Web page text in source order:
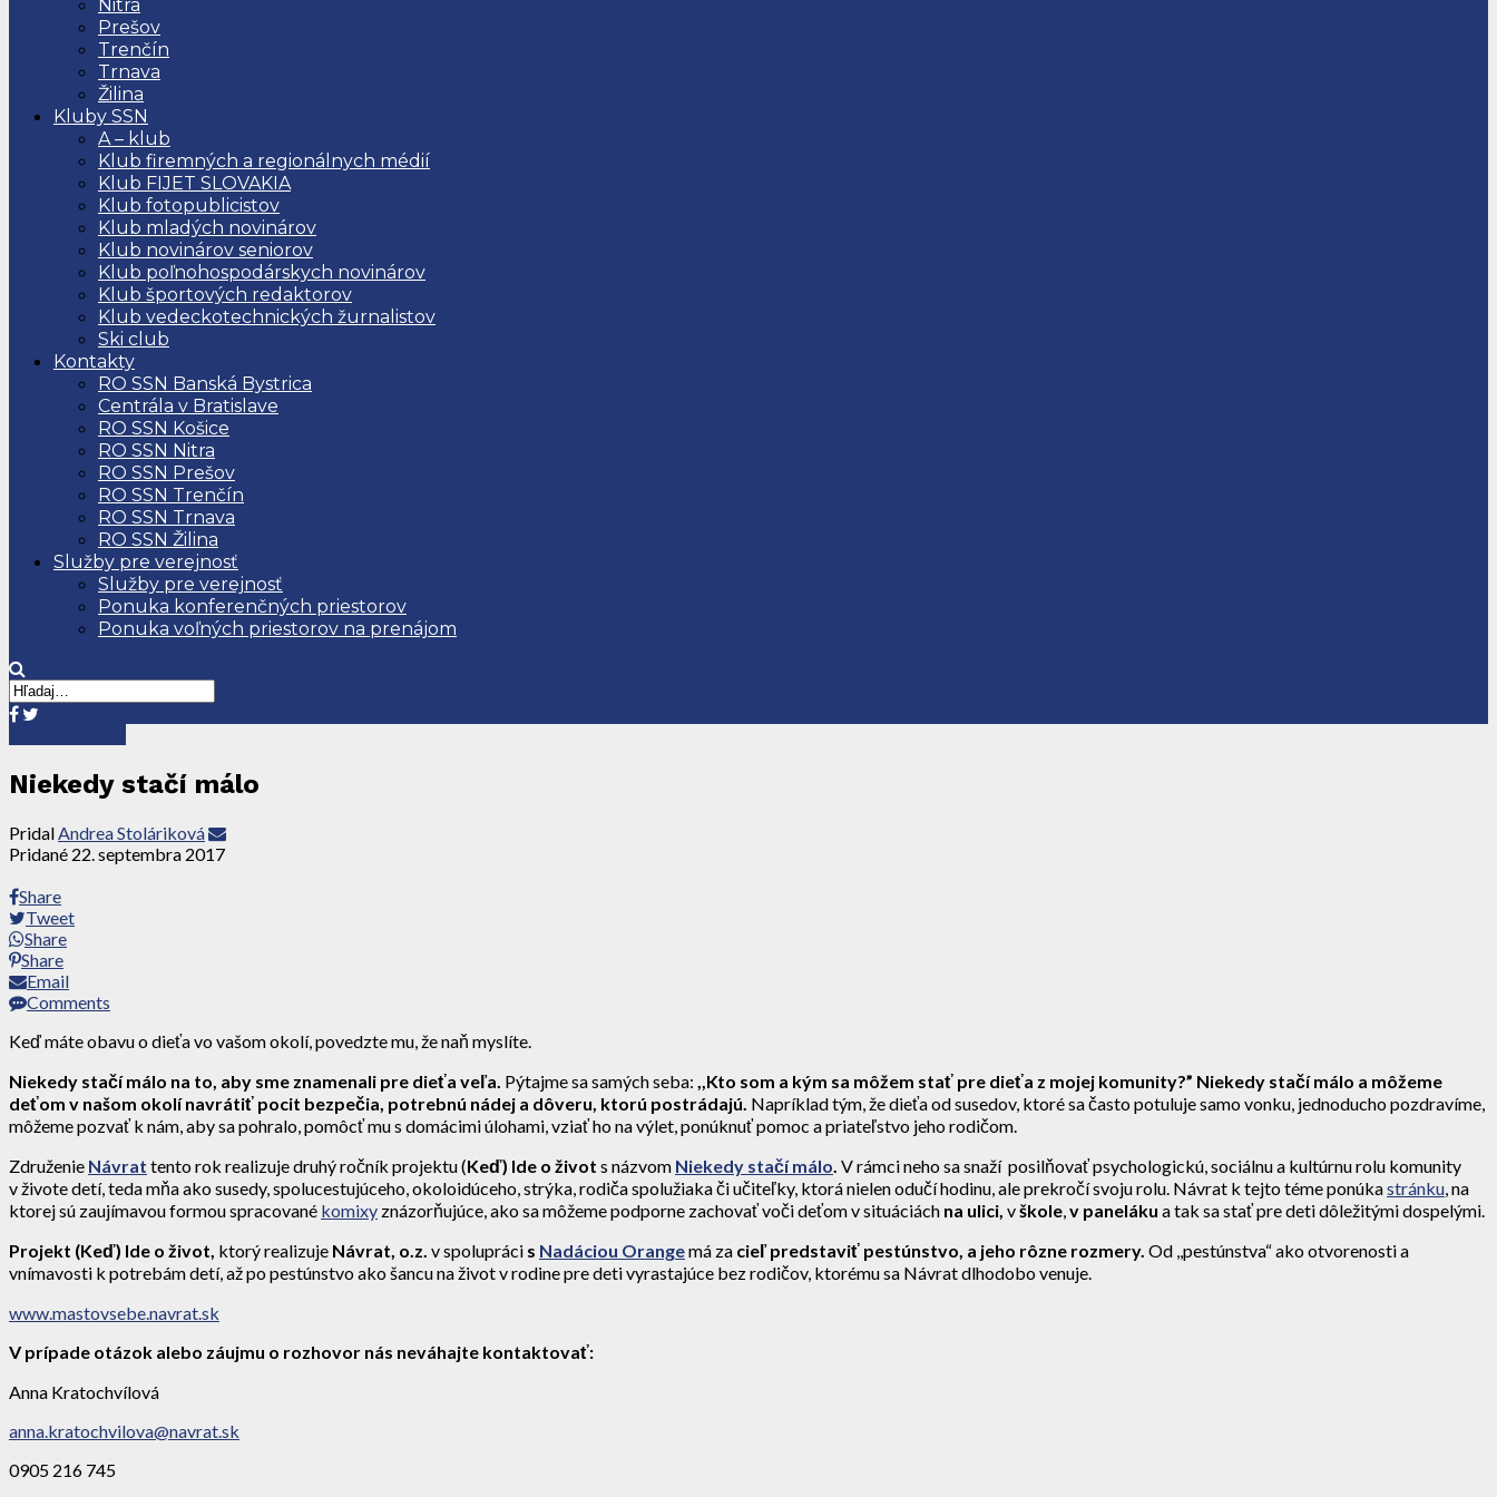
Nitra
Prešov
Trenčín
Trnava
Žilina
Kluby SSN
A – klub
Klub firemných a regionálnych médií
Klub FIJET SLOVAKIA
Klub fotopublicistov
Klub mladých novinárov
Klub novinárov seniorov
Klub poľnohospodárskych novinárov
Klub športových redaktorov
Klub vedeckotechnických žurnalistov
Ski club
Kontakty
RO SSN Banská Bystrica
Centrála v Bratislave
RO SSN Košice
RO SSN Nitra
RO SSN Prešov
RO SSN Trenčín
RO SSN Trnava
RO SSN Žilina
Služby pre verejnosť
Služby pre verejnosť
Ponuka konferenčných priestorov
Ponuka voľných priestorov na prenájom
Niekedy stačí málo
Pridal Andrea Stoláriková
Pridané 22. septembra 2017
Share
Tweet
Share
Share
Email
Comments
Keď máte obavu o dieťa vo vašom okolí, povedzte mu, že naň myslíte.
Niekedy stačí málo na to, aby sme znamenali pre dieťa veľa. Pýtajme sa samých seba: ,,Kto som a kým sa môžem stať pre dieťa z mojej komunity?” Niekedy stačí málo a môžeme
deťom v našom okolí navrátiť pocit bezpečia, potrebnú nádej a dôveru, ktorú postrádajú. Napríklad tým, že dieťa od susedov, ktoré sa často potuluje samo vonku, jednoducho pozdravíme,
môžeme pozvať k nám, aby sa pohralo, pomôcť mu s domácimi úlohami, vziať ho na výlet, ponúknuť pomoc a priateľstvo jeho rodičom.
Združenie Návrat tento rok realizuje druhý ročník projektu (Keď) Ide o život s názvom Niekedy stačí málo V rámci neho sa snaží posilňovať psychologickú, sociálnu a kultúrnu rolu komunity
v živote detí, teda mňa ako susedy, spolucestujúceho, okoloidúceho, strýka, rodiča spolužiaka či učiteľky, ktorá nielen odučí hodinu, ale prekročí svoju rolu. Návrat k tejto téme ponúkastránku , na
ktorej sú zaujímavou formou spracované komixy znázorňujúce, ako sa môžeme podporne zachovať voči deťom v situáciách na ulici, vškole v paneláku a tak sa stať pre deti dôležitými dospelými.
Projekt (Keď) Ide o život, ktorý realizuje Návrat, o.z. v spolupráci s Nadáciou Orangemá za cieľ predstaviť pestúnstvo, a jeho rôzne rozmery. Od ,,pestúnstva“ ako otvorenosti a
vnímavosti k potrebám detí, až po pestúnstvo ako šancu na život v rodine pre deti vyrastajúce bez rodičov, ktorému sa Návrat dlhodobo venuje.
www.mastovsebe.navrat.sk
V prípade otázok alebo záujmu o rozhovor nás neváhajte kontaktovať:
Anna Kratochvílová
anna.kratochvilova@navrat.sk
0905 216 745